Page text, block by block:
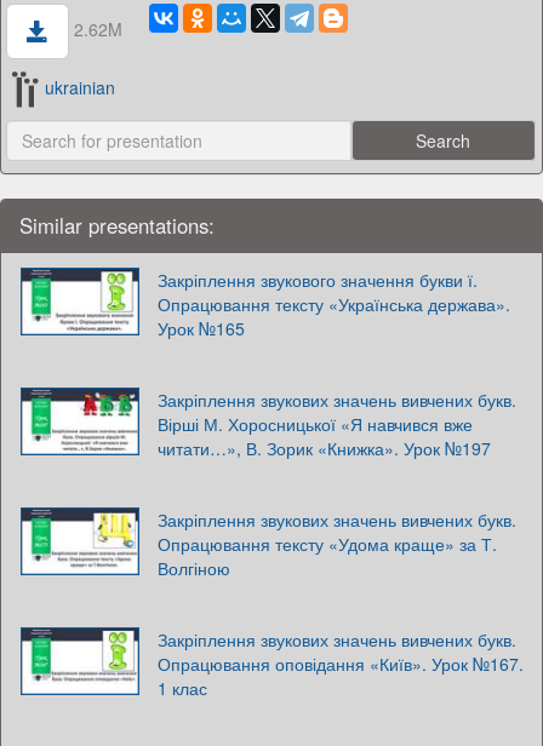
2.62M
ukrainian
Similar presentations:
Закріплення звукового значення букви ї.
Опрацювання тексту «Українська держава».
Урок №165
Закріплення звукових значень вивчених букв.
Вірші М. Хоросницької «Я навчився вже
читати…», В. Зорик «Книжка». Урок №197
Закріплення звукових значень вивчених букв.
Опрацювання тексту «Удома краще» за Т.
Волгіною
Закріплення звукових значень вивчених букв.
Опрацювання оповідання «Київ». Урок №167.
1 клас